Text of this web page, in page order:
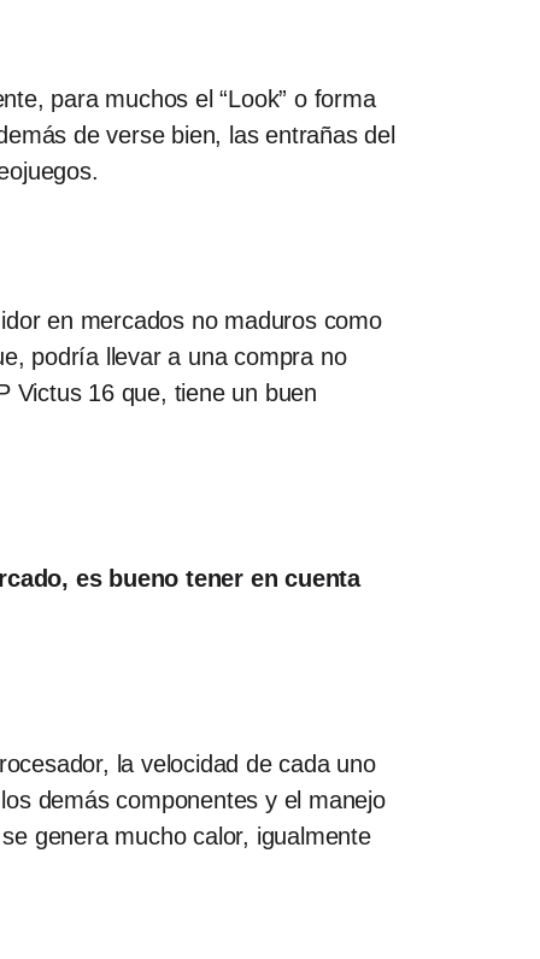
para muchos el “Look” o forma
de verse bien, las entrañas del
en mercados no maduros como
podría llevar a una compra no
Victus 16 que, tiene un buen
es bueno tener en cuenta
la velocidad de cada uno
demás componentes y el manejo
genera mucho calor, igualmente